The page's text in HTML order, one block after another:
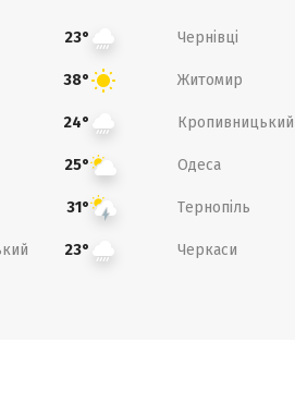
23° Чернівці
38° Житомир
24° Кропивницький
25° Одеса
31° Тернопіль
23° Черкаси